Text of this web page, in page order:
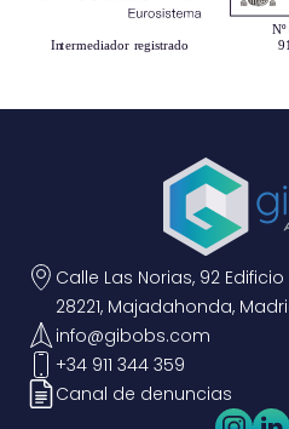
Calle Las Norias, 92
28221, Majadahonda,
info@gibobs.com
+34 911 344 359
Canal de denuncias